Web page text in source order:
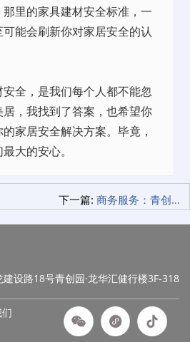
里的家具建材安全标准，一
能会刷新你对家居安全的认
全，是我们每个人都不能忽
，我找到了答案，也希望你
家居安全解决方案。毕竟，
大的安心。
下一篇: 商务服务：青创智园集团如何一站式满足你的需求
设路18号青创园·龙华汇健行楼3F-318